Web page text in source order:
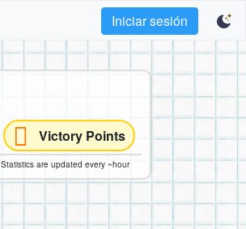
Iniciar sesión
Victory Points
Statistics are updated every ~hour